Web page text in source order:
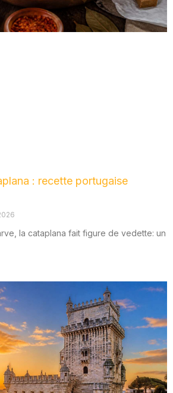
: recette portugaise
la cataplana fait figure de vedette: un